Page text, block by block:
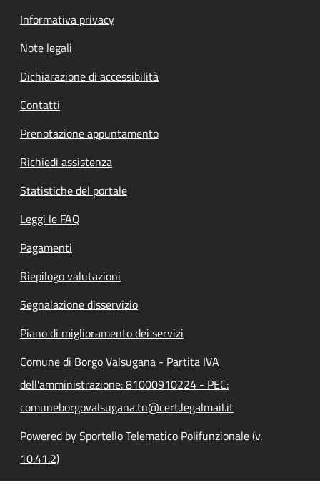
Informativa privacy
Note legali
Dichiarazione di accessibilità
Contatti
Prenotazione appuntamento
Richiedi assistenza
Statistiche del portale
Leggi le FAQ
Pagamenti
Riepilogo valutazioni
Segnalazione disservizio
Piano di miglioramento dei servizi
Comune di Borgo Valsugana - Partita IVA
dell'amministrazione: 81000910224 - PEC:
comuneborgovalsugana.tn@cert.legalmail.it
Powered by Sportello Telematico Polifunzionale (v.
10.41.2)